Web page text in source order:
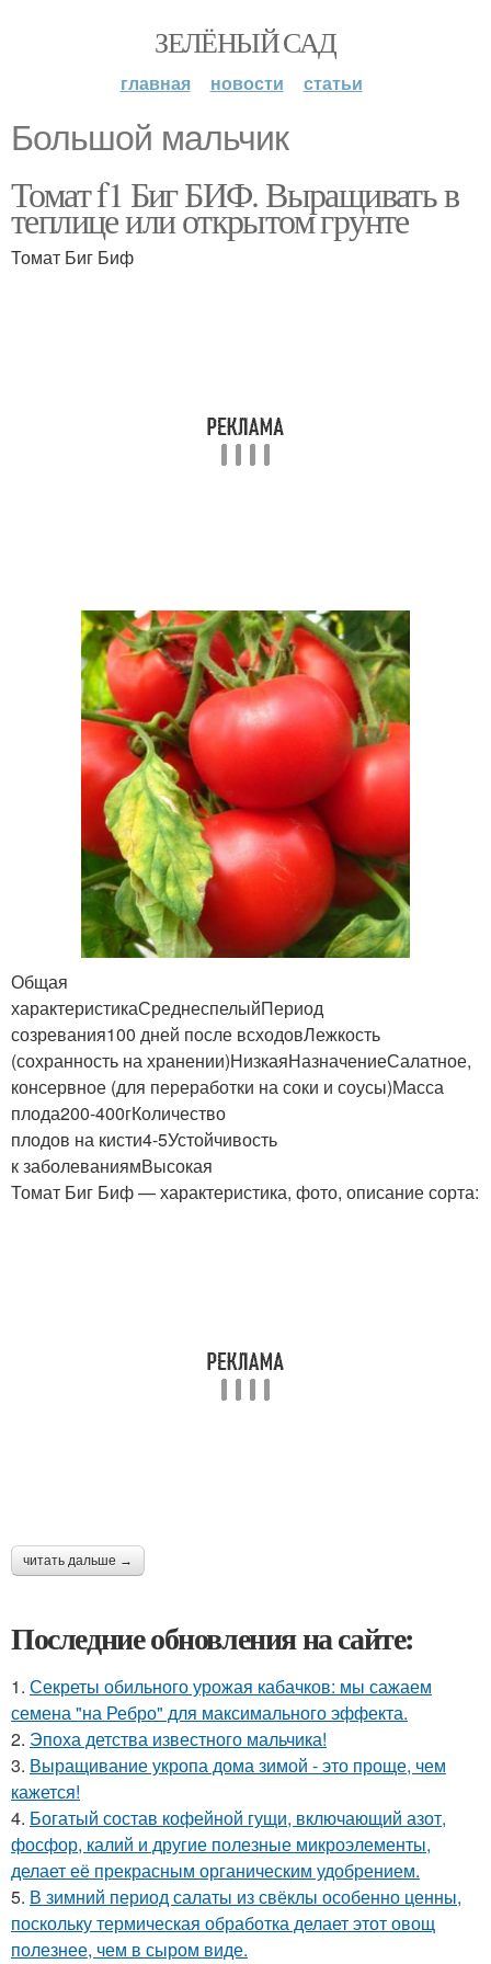
ЗЕЛЁНЫЙ САД
главная новости статьи
Большой мальчик
Томат f1 Биг БИФ. Выращивать в
теплице или открытом грунте
Томат Биг Биф
Общая
характеристикаСреднеспелыйПериод
созревания100 дней после всходовЛежкость
(сохранность на хранении)НизкаяНазначениеСалатное,
консервное (для переработки на соки и соусы)Масса
плода200-400гКоличество
плодов на кисти4-5Устойчивость
к заболеваниямВысокая
Томат Биг Биф — характеристика, фото, описание сорта:
читать дальше →
Последние обновления на сайте:
1. Секреты обильного урожая кабачков: мы сажаем
семена "на Ребро" для максимального эффекта.
2. Эпоха детства известного мальчика!
3. Выращивание укропа дома зимой - это проще, чем
кажется!
4. Богатый состав кофейной гущи, включающий азот,
фосфор, калий и другие полезные микроэлементы,
делает её прекрасным органическим удобрением.
5. В зимний период салаты из свёклы особенно ценны,
поскольку термическая обработка делает этот овощ
полезнее, чем в сыром виде.